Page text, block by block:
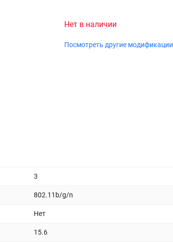
Нет в наличии
Посмотреть другие модификации
3
802.11b/g/n
Нет
15.6